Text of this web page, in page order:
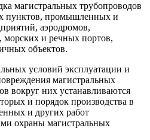
магистральных трубопроводов
пунктов, промышленных и
аэродромов,
и речных портов,
объектов.
условий эксплуатации и
магистральных
вокруг них устанавливаются
и порядок производства в
и других работ
охраны магистральных